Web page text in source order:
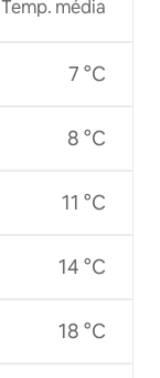
Temp. média
7 °C
8 °C
11 °C
14 °C
18 °C